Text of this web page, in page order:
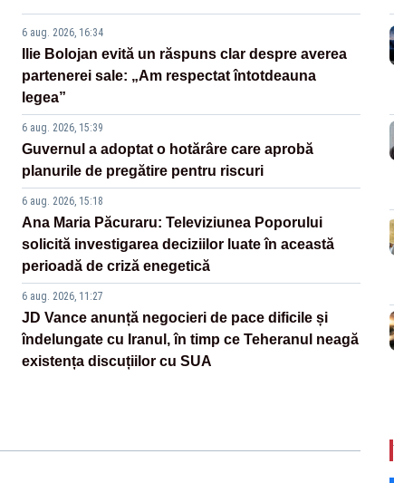
6 aug. 2026, 16:34
Ilie Bolojan evită un răspuns clar despre averea
partenerei sale: „Am respectat întotdeauna
legea”
6 aug. 2026, 15:39
Guvernul a adoptat o hotărâre care aprobă
planurile de pregătire pentru riscuri
6 aug. 2026, 15:18
Ana Maria Păcuraru: Televiziunea Poporului
solicită investigarea deciziilor luate în această
perioadă de criză enegetică
6 aug. 2026, 11:27
JD Vance anunță negocieri de pace dificile și
îndelungate cu Iranul, în timp ce Teheranul neagă
existența discuțiilor cu SUA